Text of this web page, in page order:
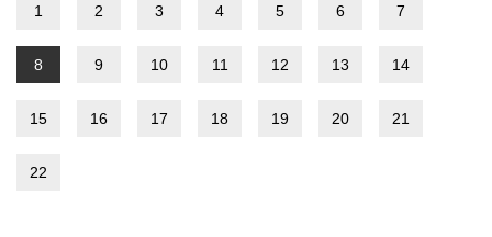
1 2 3 4 5 6 7
8 9 10 11 12 13 14
15 16 17 18 19 20 21
22